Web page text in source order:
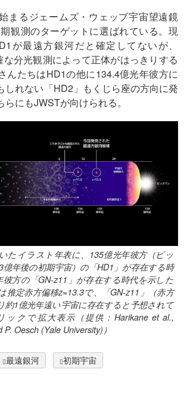
まるジェームズ・ウェッブ宇宙望遠鏡
期観測のターゲットに選ばれている。現
が最遠方銀河だと確定してないが、
分光観測によって正体がはっきりする
んたちはHD1の他に134.4億光年彼方に
しれない「HD2」もくじら座の方向に発
らにもJWSTが向けられる。
たイラスト年表に、135億光年彼方（ビッ
年後の初期宇宙）の「HD1」が存在する時
彼方の「GN-z11」が存在する時代を示した
推定赤方偏移z=13.3で、「GN-z11」（赤方
約1億光年遠い宇宙に存在すると予想されて
ックで拡大表示（提供：Harikane et al.,
Oesch (Yale University)）
最遠銀河 初期宇宙